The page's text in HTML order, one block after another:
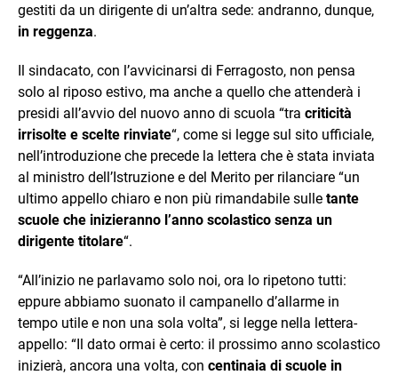
gestiti da un dirigente di un’altra sede: andranno, dunque,
in reggenza.
Il sindacato, con l’avvicinarsi di Ferragosto, non pensa
solo al riposo estivo, ma anche a quello che attenderà i
presidi all’avvio del nuovo anno di scuola “tra criticità
irrisolte e scelte rinviate“, come si legge sul sito ufficiale,
nell’introduzione che precede la lettera che è stata inviata
al ministro dell’Istruzione e del Merito per rilanciare “un
ultimo appello chiaro e non più rimandabile sulle tante
scuole che inizieranno l’anno scolastico senza un
dirigente titolare“.
“All’inizio ne parlavamo solo noi, ora lo ripetono tutti:
eppure abbiamo suonato il campanello d’allarme in
tempo utile e non una sola volta”, si legge nella lettera-
appello: “Il dato ormai è certo: il prossimo anno scolastico
inizierà, ancora una volta, con centinaia di scuole in